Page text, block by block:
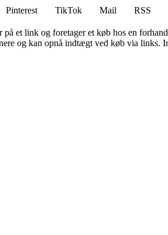
Pinterest TikTok Mail
RSS
et link og foretager et køb hos en
og kan opnå indtægt ved køb via links.